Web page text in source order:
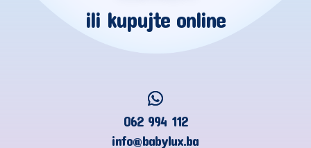
ili kupujte online
062 994 112
info@babylux.ba